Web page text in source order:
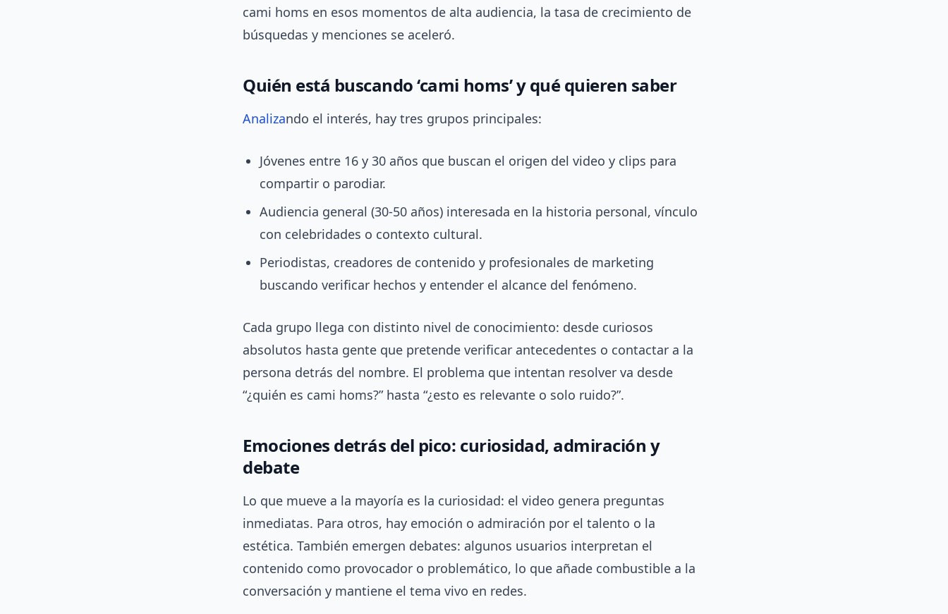
cami homs en esos momentos de alta audiencia, la tasa de crecimiento de
búsquedas y menciones se aceleró.
Quién está buscando ‘cami homs’ y qué quieren saber
Analizando el interés, hay tres grupos principales:
Jóvenes entre 16 y 30 años que buscan el origen del video y clips para
compartir o parodiar.
Audiencia general (30-50 años) interesada en la historia personal, vínculo
con celebridades o contexto cultural.
Periodistas, creadores de contenido y profesionales de marketing
buscando verificar hechos y entender el alcance del fenómeno.
Cada grupo llega con distinto nivel de conocimiento: desde curiosos
absolutos hasta gente que pretende verificar antecedentes o contactar a la
persona detrás del nombre. El problema que intentan resolver va desde
“¿quién es cami homs?” hasta “¿esto es relevante o solo ruido?”.
Emociones detrás del pico: curiosidad, admiración y
debate
Lo que mueve a la mayoría es la curiosidad: el video genera preguntas
inmediatas. Para otros, hay emoción o admiración por el talento o la
estética. También emergen debates: algunos usuarios interpretan el
contenido como provocador o problemático, lo que añade combustible a la
conversación y mantiene el tema vivo en redes.